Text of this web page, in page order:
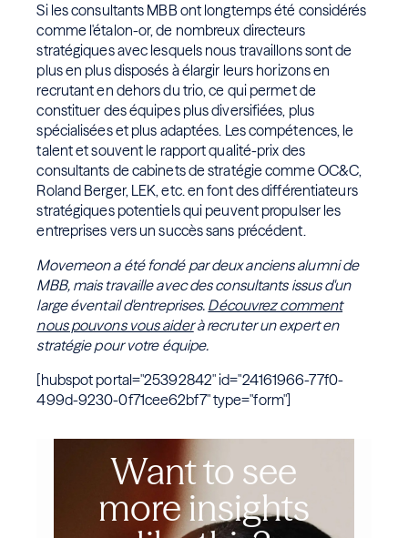
Si les consultants MBB ont longtemps été considérés
comme l'étalon-or, de nombreux directeurs
stratégiques avec lesquels nous travaillons sont de
plus en plus disposés à élargir leurs horizons en
recrutant en dehors du trio, ce qui permet de
constituer des équipes plus diversifiées, plus
spécialisées et plus adaptées. Les compétences, le
talent et souvent le rapport qualité-prix des
consultants de cabinets de stratégie comme OC&C,
Roland Berger, LEK, etc. en font des différentiateurs
stratégiques potentiels qui peuvent propulser les
entreprises vers un succès sans précédent.
Movemeon a été fondé par deux anciens alumni de
MBB, mais travaille avec des consultants issus d'un
large éventail d'entreprises. Découvrez comment
nous pouvons vous aiderà recruter un expert en
stratégie pour votre équipe.
[hubspot portal="25392842" id="24161966-77f0-
499d-9230-0f71cee62bf7" type="form"]
Want to see
more insights